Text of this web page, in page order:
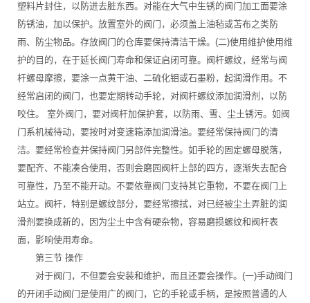
塑料片封住，以防进去脏东西。对能在大气中生锈的阀门加工面要涂
防锈油，加以保护。放置室外的阀门，必须盖上油毡或苫布之类防
雨、防尘物品。存放阀门的仓库要保持清洁干燥。(二)使用维护使用维
护的目的，在于延长阀门寿命和保证启闭可靠。阀杆螺纹，经常与阀
杆螺母摩擦，要涂一点黄干油、二硫化钼或石墨粉，起润滑作用。不
经常启闭的阀门，也要定期转动手轮，对阀杆螺纹添加润滑剂，以防
咬住。 室外阀门，要对阀杆加保护套，以防雨、雪、尘土锈污。如阀
门系机械待动，要按时对变速箱添加润滑油。要经常保持阀门的清
洁。要经常检查并保持阀门另部件完整性。如手轮的固定螺母脱落，
要配齐、不能凑合使用，否则会磨园阀杆上部的四方，逐渐失去配合
可靠性，乃至不能开动。不要依靠阀门支持其它重物，不要在阀门上
站立。阀杆，特别是螺纹部分，要经常擦拭，对已经被尘土弄脏的润
滑剂要换成新的，因为尘土中含有硬杂物，容易磨损螺纹和阀杆表
面，影响使用寿命。
第三节 操作
对于阀门，不但要会安装和维护，而且还要会操作。(一)手动阀门
的开闭手动阀门是使用广的阀门，它的手轮或手柄，是按照普通的人